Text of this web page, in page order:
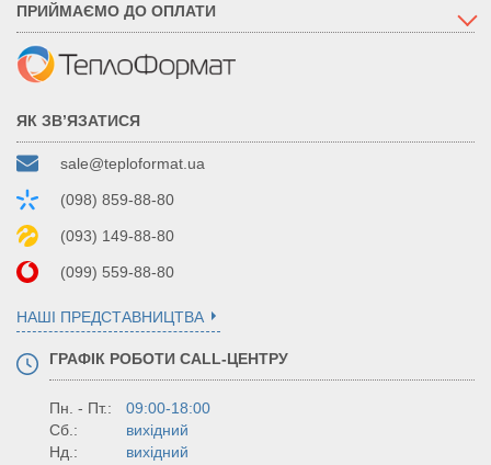
ПРИЙМАЄМО ДО ОПЛАТИ
ЯК ЗВ’ЯЗАТИСЯ
sale@teploformat.ua
(098) 859-88-80
(093) 149-88-80
(099) 559-88-80
НАШІ ПРЕДСТАВНИЦТВА
ГРАФІК РОБОТИ CALL-ЦЕНТРУ
Пн. - Пт.:
09:00-18:00
Сб.:
вихідний
Нд.:
вихідний